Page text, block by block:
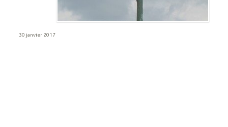
30 janvier 2017